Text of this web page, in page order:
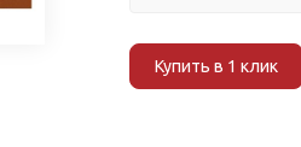
Купить в 1 клик